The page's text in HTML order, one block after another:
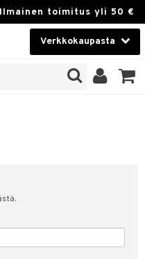
Ilmainen toimitus yli 50 €
Verkkokaupasta